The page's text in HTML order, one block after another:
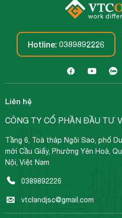
Hotline: 0389892226
Liên hệ
CÔNG TY CỔ PHẦN ĐẦU TƯ
Tầng 6, Toà tháp Ngôi Sao, phố
mới Cầu Giấy, Phường Yên Hoà,
Nội, Việt Nam
0389892226
vtclandjsc@gmail.com